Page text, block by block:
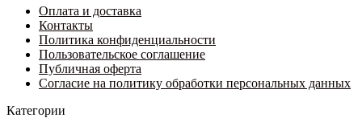
выбрать
на
странице
товара.
59
080 ₽.
540 ₽.
Оплата и доставка
Контакты
Политика конфиденциальности
Пользовательское соглашение
Публичная оферта
Согласие на политику обработки персональных данных
Категории